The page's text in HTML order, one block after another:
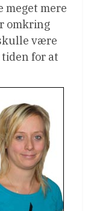
meget mere
omkring
være
for at